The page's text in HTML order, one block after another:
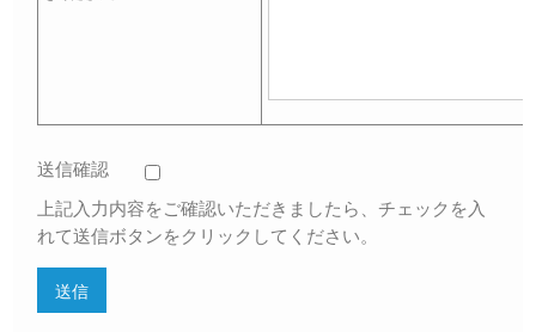
送信確認
上記入力内容をご確認いただきましたら、チェックを入
れて送信ボタンをクリックしてください。